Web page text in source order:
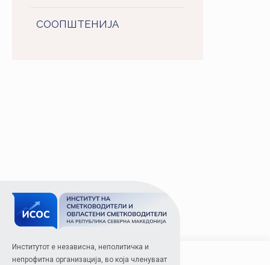
СООПШТЕНИJA
Институтот е независна, неполитичка и
непрофитна организација, во која членуваат